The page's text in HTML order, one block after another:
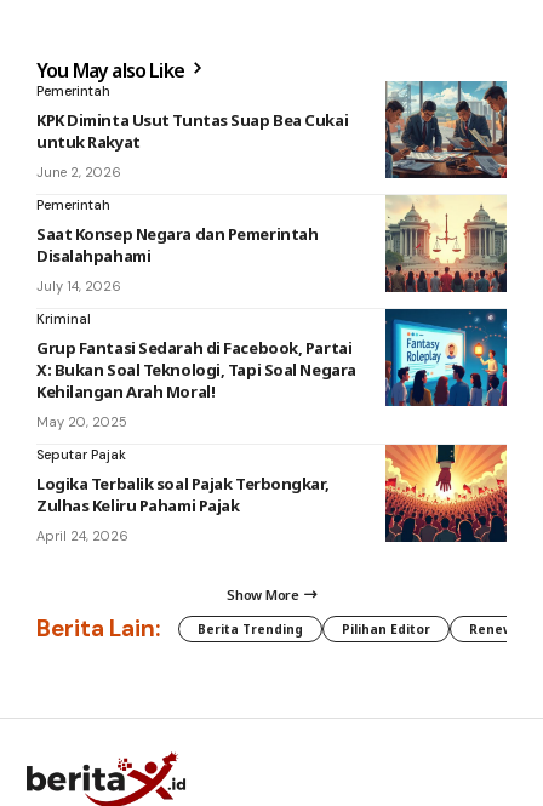
You May also Like
Pemerintah
KPK Diminta Usut Tuntas Suap Bea Cukai
untuk Rakyat
June 2, 2026
Pemerintah
Saat Konsep Negara dan Pemerintah
Disalahpahami
July 14, 2026
Kriminal
Grup Fantasi Sedarah di Facebook, Partai
X: Bukan Soal Teknologi, Tapi Soal Negara
Kehilangan Arah Moral!
May 20, 2025
Seputar Pajak
Logika Terbalik soal Pajak Terbongkar,
Zulhas Keliru Pahami Pajak
April 24, 2026
Show More
Berita Lain: Berita Trending Pilihan Editor